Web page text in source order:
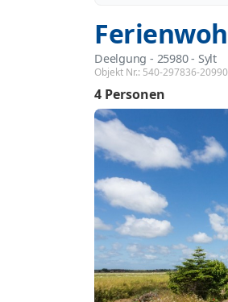
Deelgung - 25980 - Sylt
Objekt Nr.: 540-297836-
4 Personen